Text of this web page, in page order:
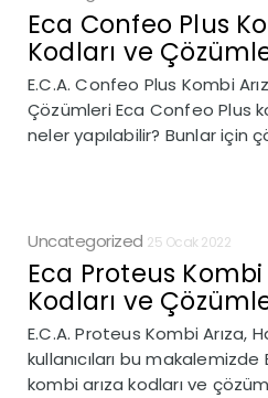
Eca Confeo Plus
Kodları ve
E.C.A. Confeo Plus Kombi
Çözümleri Eca Confeo Plus
neler yapılabilir? Bunlar için
Uncategorized 25 Ocak 2022
Eca Proteus Kombi
Kodları ve
E.C.A. Proteus Kombi Arıza,
kullanıcıları bu
kombi arıza kodları ve